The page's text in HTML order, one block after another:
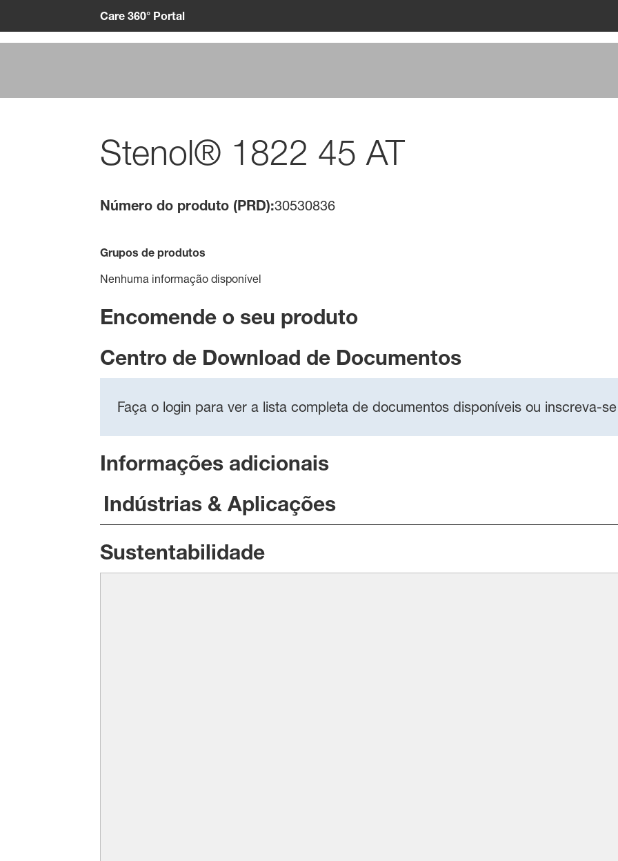
Care 360° Portal
Stenol® 1822 45 AT
Número do produto (PRD):30530836
Grupos de produtos
Nenhuma informação disponível
Encomende o seu produto
Centro de Download de Documentos
Faça o login para ver a lista completa de documentos disponíveis ou inscreva-se
Informações adicionais
Indústrias & Aplicações
Sustentabilidade